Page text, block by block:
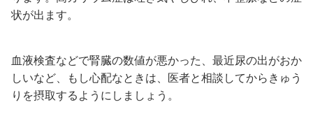
状が出ます。
血液検査などで腎臓の数値が悪かった、最近尿の出がおか
しいなど、もし心配なときは、医者と相談してからきゅう
りを摂取するようにしましょう。